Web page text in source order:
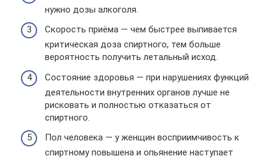
нужно дозы алкоголя.
Скорость приёма — чем быстрее выпивается
критическая доза спиртного, тем больше
вероятность получить летальный исход.
Состояние здоровья — при нарушениях функций
деятельности внутренних органов лучше не
рисковать и полностью отказаться от
спиртного.
Пол человека — у женщин восприимчивость к
спиртному повышена и опьянение наступает